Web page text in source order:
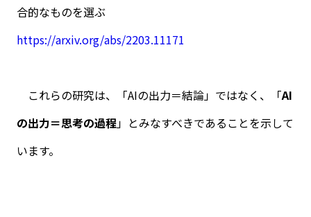
合的なものを選ぶ
https://arxiv.org/abs/2203.11171
これらの研究は、「AIの出力＝結論」ではなく、「AI
の出力＝思考の過程」とみなすべきであることを示して
います。